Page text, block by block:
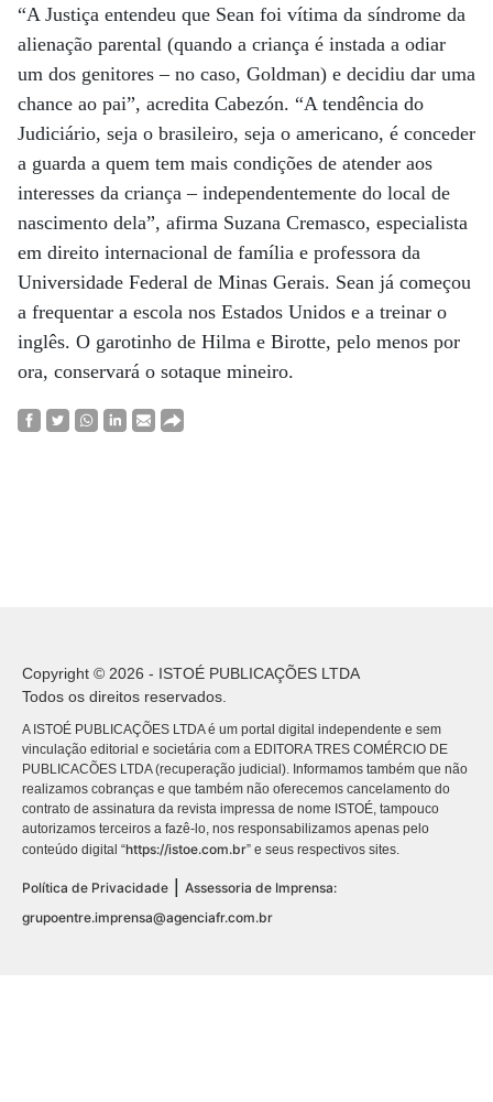
“A Justiça entendeu que Sean foi vítima da síndrome da
alienação parental (quando a criança é instada a odiar
um dos genitores – no caso, Goldman) e decidiu dar uma
chance ao pai”, acredita Cabezón. “A tendência do
Judiciário, seja o brasileiro, seja o americano, é conceder
a guarda a quem tem mais condições de atender aos
interesses da criança – independentemente do local de
nascimento dela”, afirma Suzana Cremasco, especialista
em direito internacional de família e professora da
Universidade Federal de Minas Gerais. Sean já começou
a frequentar a escola nos Estados Unidos e a treinar o
inglês. O garotinho de Hilma e Birotte, pelo menos por
ora, conservará o sotaque mineiro.
Copyright © 2026 - ISTOÉ PUBLICAÇÕES LTDA
Todos os direitos reservados.
A ISTOÉ PUBLICAÇÕES LTDA é um portal digital independente e sem
vinculação editorial e societária com a EDITORA TRES COMÉRCIO DE
PUBLICACÕES LTDA (recuperação judicial). Informamos também que não
realizamos cobranças e que também não oferecemos cancelamento do
contrato de assinatura da revista impressa de nome ISTOÉ, tampouco
autorizamos terceiros a fazê-lo, nos responsabilizamos apenas pelo
conteúdo digital “https://istoe.com.br” e seus respectivos sites.
Política de Privacidade
Assessoria de Imprensa:
grupoentre.imprensa@agenciafr.com.br